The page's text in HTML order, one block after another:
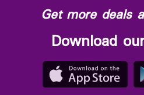
Get more deals
Download